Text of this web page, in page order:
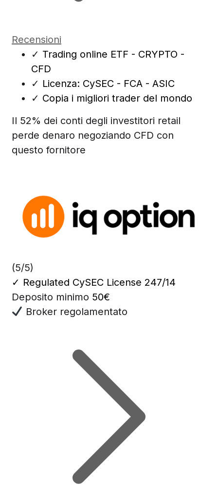
Recensioni
✓ Trading online ETF - CRYPTO -
CFD
✓ Licenza: CySEC - FCA - ASIC
✓ Copia i migliori trader del mondo
Il 52% dei conti degli investitori retail
perde denaro negoziando CFD con
questo fornitore
(5/5)
✓ Regulated CySEC License 247/14
Deposito minimo 50€
Broker regolamentato